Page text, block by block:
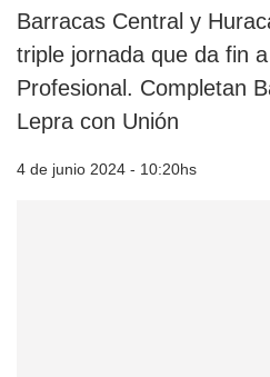
Barracas Central y
triple jornada que da fin
Profesional. Completan
Lepra con Unión
4 de junio 2024 - 10:20hs